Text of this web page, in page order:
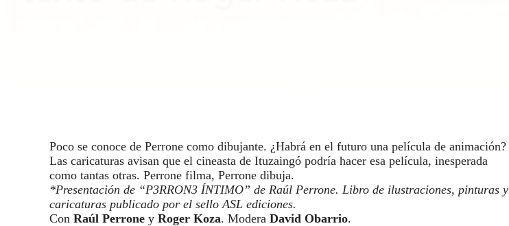
Poco se conoce de Perrone como dibujante. ¿Habrá en el futuro una película de animación?
Las caricaturas avisan que el cineasta de Ituzaingó podría hacer esa película, inesperada
como tantas otras. Perrone filma, Perrone dibuja.
*Presentación de “P3RRON3 ÍNTIMO” de Raúl Perrone. Libro de ilustraciones, pinturas y
caricaturas publicado por el sello ASL ediciones.
Con Raúl Perrone y Roger Koza. Modera David Obarrio.